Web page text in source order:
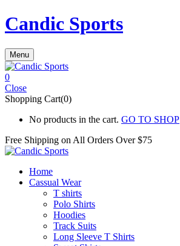
Candic Sports
Menu
0
Close
Shopping Cart(0)
No products in the cart. GO TO SHOP
Free Shipping on All Orders Over $75
Home
Cassual Wear
T shirts
Polo Shirts
Hoodies
Track Suits
Long Sleeve T Shirts